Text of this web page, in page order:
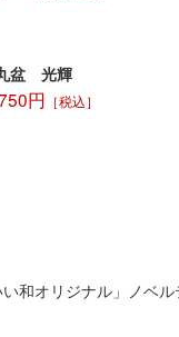
盆 光輝
円 ［税込］
い和オリジナル」ノベ